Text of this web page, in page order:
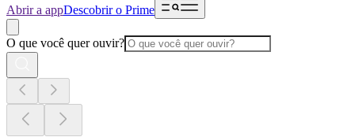
Abrir a appDescobrir o Prime
O que você quer ouvir?